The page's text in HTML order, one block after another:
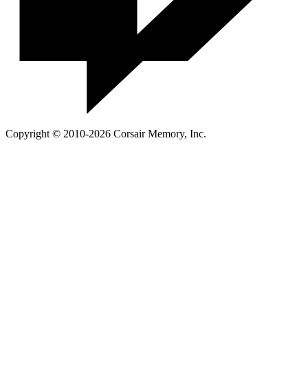
Copyright © 2010-2026 Corsair Memory, Inc.